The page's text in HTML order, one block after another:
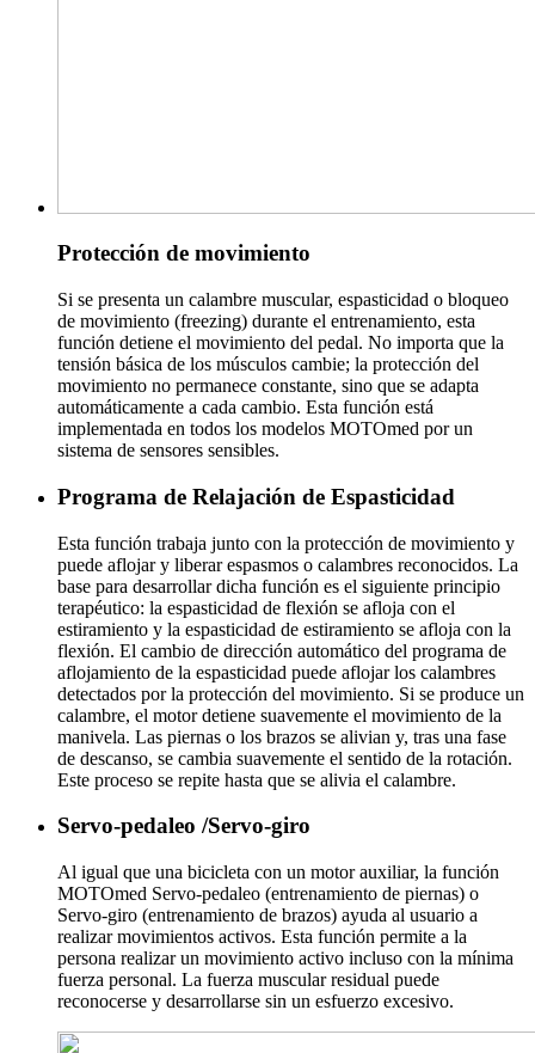
Protección de movimiento
Si se presenta un calambre muscular, espasticidad o bloqueo
de movimiento (freezing) durante el entrenamiento, esta
función detiene el movimiento del pedal. No importa que la
tensión básica de los músculos cambie; la protección del
movimiento no permanece constante, sino que se adapta
automáticamente a cada cambio. Esta función está
implementada en todos los modelos MOTOmed por un
sistema de sensores sensibles.
Programa de Relajación de Espasticidad
Esta función trabaja junto con la protección de movimiento y
puede aflojar y liberar espasmos o calambres reconocidos. La
base para desarrollar dicha función es el siguiente principio
terapéutico: la espasticidad de flexión se afloja con el
estiramiento y la espasticidad de estiramiento se afloja con la
flexión. El cambio de dirección automático del programa de
aflojamiento de la espasticidad puede aflojar los calambres
detectados por la protección del movimiento. Si se produce un
calambre, el motor detiene suavemente el movimiento de la
manivela. Las piernas o los brazos se alivian y, tras una fase
de descanso, se cambia suavemente el sentido de la rotación.
Este proceso se repite hasta que se alivia el calambre.
Servo-pedaleo /Servo-giro
Al igual que una bicicleta con un motor auxiliar, la función
MOTOmed Servo-pedaleo (entrenamiento de piernas) o
Servo-giro (entrenamiento de brazos) ayuda al usuario a
realizar movimientos activos. Esta función permite a la
persona realizar un movimiento activo incluso con la mínima
fuerza personal. La fuerza muscular residual puede
reconocerse y desarrollarse sin un esfuerzo excesivo.